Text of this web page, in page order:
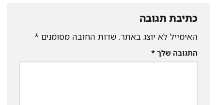
כתיבת תגובה
האימייל לא יוצג באתר. שדות החובה מסומנים *
התגובה שלך *